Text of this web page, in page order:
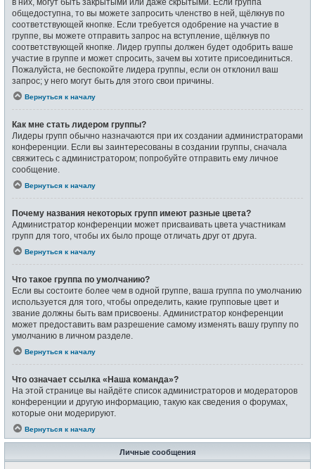
общедоступна, то вы можете запросить членство в ней, щёлкнув по
соответствующей кнопке. Если требуется одобрение на участие в
группе, вы можете отправить запрос на вступление, щёлкнув по
соответствующей кнопке. Лидер группы должен будет одобрить ваше
участие в группе и может спросить, зачем вы хотите присоединиться.
Пожалуйста, не беспокойте лидера группы, если он отклонил ваш
запрос; у него могут быть для этого свои причины.
Вернуться к началу
Как мне стать лидером группы?
Лидеры групп обычно назначаются при их создании администраторами
конференции. Если вы заинтересованы в создании группы, сначала
свяжитесь с администратором; попробуйте отправить ему личное
сообщение.
Вернуться к началу
Почему названия некоторых групп имеют разные цвета?
Администратор конференции может присваивать цвета участникам
групп для того, чтобы их было проще отличать друг от друга.
Вернуться к началу
Что такое группа по умолчанию?
Если вы состоите более чем в одной группе, ваша группа по умолчанию
используется для того, чтобы определить, какие групповые цвет и
звание должны быть вам присвоены. Администратор конференции
может предоставить вам разрешение самому изменять вашу группу по
умолчанию в личном разделе.
Вернуться к началу
Что означает ссылка «Наша команда»?
На этой странице вы найдёте список администраторов и модераторов
конференции и другую информацию, такую как сведения о форумах,
которые они модерируют.
Вернуться к началу
Личные сообщения